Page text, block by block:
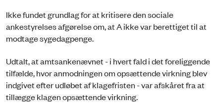
Ikke fundet grundlag for at kritisere den sociale
ankestyrelses afgørelse om, at A ikke var berettiget til at
modtage sygedagpenge.
Udtalt, at amtsankenævnet - i hvert fald i det foreliggende
tilfælde, hvor anmodningen om opsættende virkning blev
indgivet efter udløbet af klagefristen - var afskåret fra at
tillægge klagen opsættende virkning.